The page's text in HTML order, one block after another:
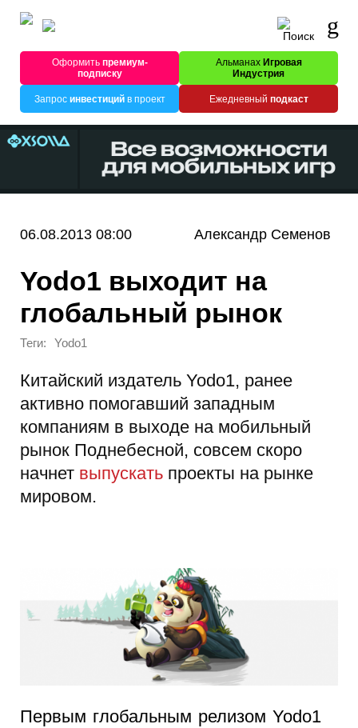
Оформитьпремиум-
подписку
Альманах Игровая
Индустрия
Запрос инвестицийв проект Ежедневный подкаст
06.08.2013 08:00 Александр Семенов
Yodo1 выходит на
глобальный рынок
Теги: Yodo1
Китайский издатель Yodo1, ранее
активно помогавший западным
компаниям в выходе на мобильный
рынок Поднебесной, совсем скоро
начнет выпускать проекты на рынке
мировом.
Первым глобальным релизом Yodo1